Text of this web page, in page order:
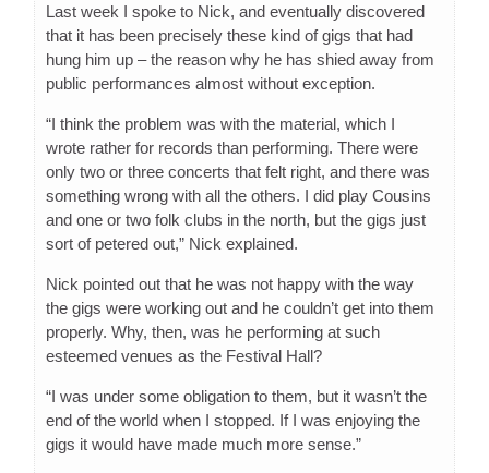
Last week I spoke to Nick, and eventually discovered
that it has been precisely these kind of gigs that had
hung him up – the reason why he has shied away from
public performances almost without exception.
“I think the problem was with the material, which I
wrote rather for records than performing. There were
only two or three concerts that felt right, and there was
something wrong with all the others. I did play Cousins
and one or two folk clubs in the north, but the gigs just
sort of petered out,” Nick explained.
Nick pointed out that he was not happy with the way
the gigs were working out and he couldn’t get into them
properly. Why, then, was he performing at such
esteemed venues as the Festival Hall?
“I was under some obligation to them, but it wasn’t the
end of the world when I stopped. If I was enjoying the
gigs it would have made much more sense.”